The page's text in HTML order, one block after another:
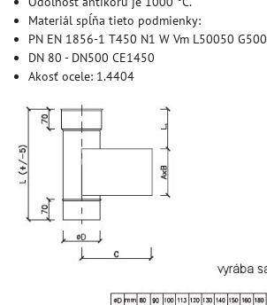
Materiál spĺňa tieto podmienky:
PN EN 1856-1 T450 N1 W Vm L50050 G500
DN 80 - DN500 CE1450
Akosť ocele: 1.4404